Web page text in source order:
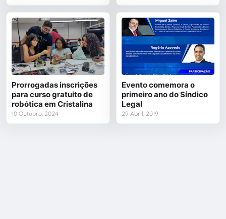
Prorrogadas inscrições
para curso gratuito de
robótica em Cristalina
10 Outubro, 2024
Evento comemora o
primeiro ano do Síndico
Legal
29 Abril, 2019